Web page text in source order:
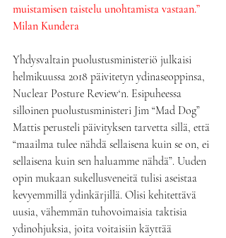
muistamisen taistelu unohtamista vastaan.”
Milan Kundera
Yhdysvaltain puolustusministeriö julkaisi
helmikuussa 2018 päivitetyn ydinaseoppinsa,
Nuclear Posture Review‘n. Esipuheessa
silloinen puolustusministeri Jim “Mad Dog”
Mattis perusteli päivityksen tarvetta sillä, että
“maailma tulee nähdä sellaisena kuin se on, ei
sellaisena kuin sen haluamme nähdä”. Uuden
opin mukaan sukellusveneitä tulisi aseistaa
kevyemmillä ydinkärjillä. Olisi kehitettävä
uusia, vähemmän tuhovoimaisia taktisia
ydinohjuksia, joita voitaisiin käyttää